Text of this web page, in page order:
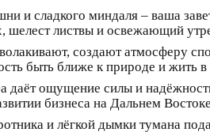
сладкого миндаля – ваша
шелест листвы и освежающий
создают атмосферу
быть ближе к природе и жить
ощущение силы и
бизнеса на Дальнем
и лёгкой дымки тумана